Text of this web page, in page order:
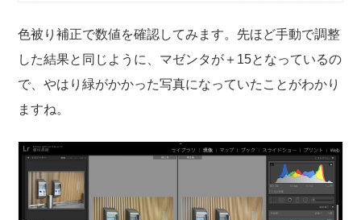
色被り補正で数値を確認してみます。先ほど手動で調整
した結果と同じように、マゼンタが＋15となっているの
で、やはり緑がかかった写真になっていたことがわかり
ますね。